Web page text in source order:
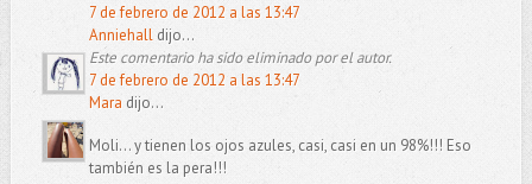
7 de febrero de 2012 a las 13:47
Anniehalldijo...
Este comentario ha sido eliminado por el autor.
7 de febrero de 2012 a las 13:47
Mara dijo...
Moli... y tienen los ojos azules, casi, casi en un 98%!!! Eso
también es la pera!!!